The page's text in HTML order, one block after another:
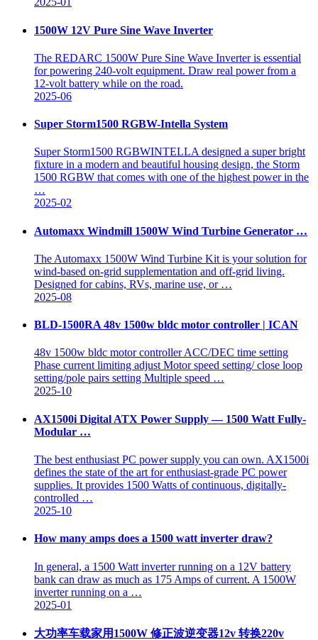
1500W 12V Pure Sine Wave Inverter
The REDARC 1500W Pure Sine Wave Inverter is essential
for powering 240-volt equipment. Draw real power from a
12-volt battery while on the road.
2025-06
Super Storm1500 RGBW-Intella System
Super Storm1500 RGBWINTELLA designed a super bright
fixture in a modern and beautiful housing design, the Storm
1500 RGBW that comes with one of the highest power in the
…
2025-02
Automaxx Windmill 1500W Wind Turbine Generator …
The Automaxx 1500W Wind Turbine Kit is your solution for
wind-based on-grid supplementation and off-grid living.
Designed for cabins, RVs, marine use, or …
2025-08
BLD-1500RA 48v 1500w bldc motor controller | ICAN
48v 1500w bldc motor controller ACC/DEC time setting
Phase current limiting adjust Motor speed setting/ close loop
setting/pole pairs setting Multiple speed …
2025-10
AX1500i Digital ATX Power Supply — 1500 Watt Fully-
Modular …
The best enthusiast PC power supply you can own. AX1500i
defines the state of the art for enthusiast-grade PC power
supplies. It provides 1500 Watts of continuous, digitally-
controlled …
2025-10
How many amps does a 1500 watt inverter draw?
In general, a 1500 Watt inverter running on a 12V battery
bank can draw as much as 175 Amps of current. A 1500W
inverter running on a …
2025-01
大功率车载家用1500W 修正波逆变器12v 转换220v